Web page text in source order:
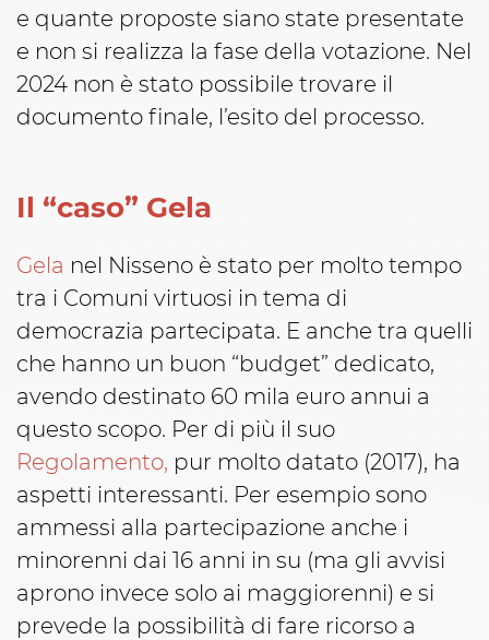
e quante proposte siano state presentate
e non si realizza la fase della votazione. Nel
2024 non è stato possibile trovare il
documento finale, l’esito del processo.
Il “caso” Gela
Gela nel Nisseno è stato per molto tempo
tra i Comuni virtuosi in tema di
democrazia partecipata. E anche tra quelli
che hanno un buon “budget” dedicato,
avendo destinato 60 mila euro annui a
questo scopo. Per di più il suo
Regolamento, pur molto datato (2017), ha
aspetti interessanti. Per esempio sono
ammessi alla partecipazione anche i
minorenni dai 16 anni in su (ma gli avvisi
aprono invece solo ai maggiorenni) e si
prevede la possibilità di fare ricorso a